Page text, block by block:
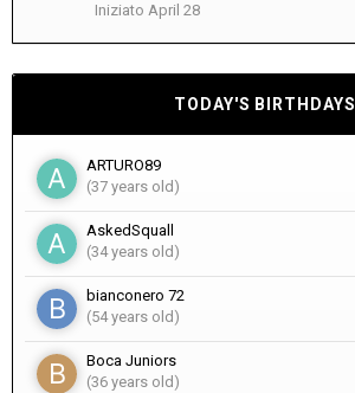
Iniziato April 28
TODAY'S BIRTHDAYS
ARTURO89
(37 years old)
AskedSquall
(34 years old)
bianconero 72
(54 years old)
Boca Juniors
(36 years old)